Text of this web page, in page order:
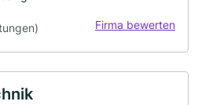
Firma bewerten